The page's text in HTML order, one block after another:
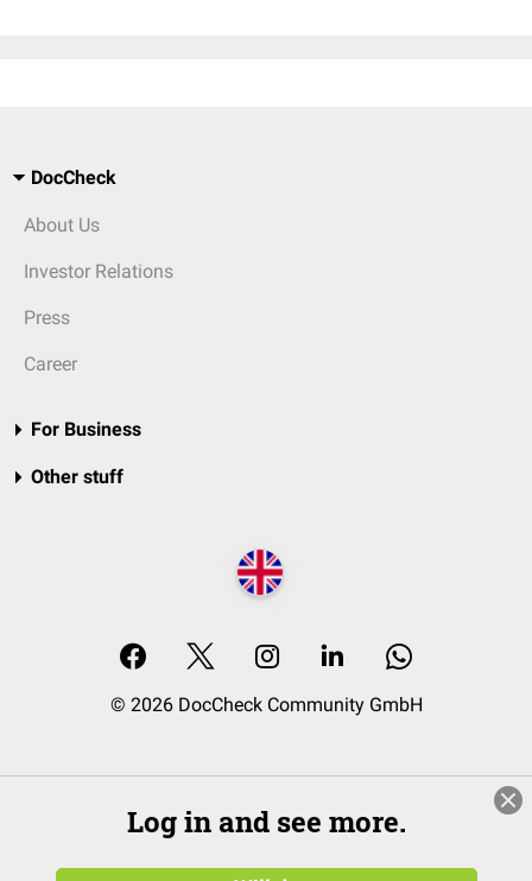
DocCheck
About Us
Investor Relations
Press
Career
For Business
Other stuff
© 2026 DocCheck Community GmbH
Log in and see more.